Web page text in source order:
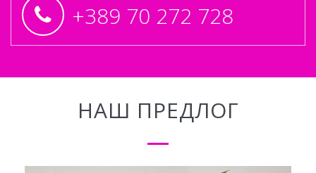
+389 70 272 728
НАШ ПРЕДЛОГ